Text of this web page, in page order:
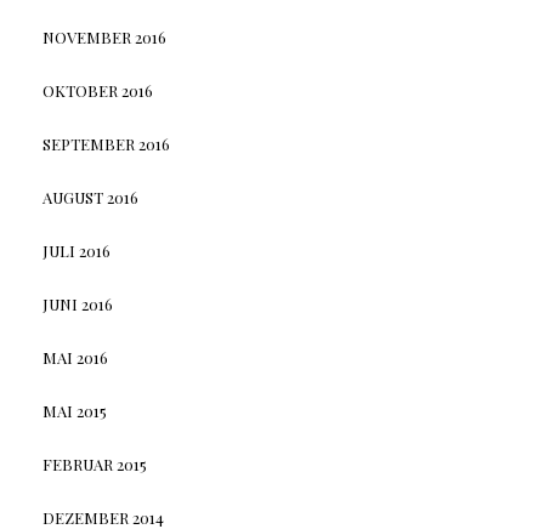
NOVEMBER 2016
OKTOBER 2016
SEPTEMBER 2016
AUGUST 2016
JULI 2016
JUNI 2016
MAI 2016
MAI 2015
FEBRUAR 2015
DEZEMBER 2014